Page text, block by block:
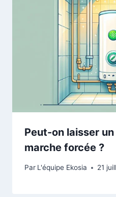
Peut-on laisser
marche forcée ?
Par L'équipe Ekosia 21